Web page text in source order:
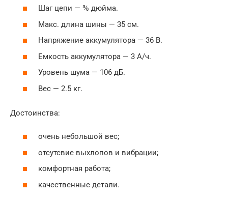
Шаг цепи — ⅜ дюйма.
Макс. длина шины — 35 см.
Напряжение аккумулятора — 36 В.
Емкость аккумулятора — 3 А/ч.
Уровень шума — 106 дБ.
Вес — 2.5 кг.
Достоинства:
очень небольшой вес;
отсутсвие выхлопов и вибрации;
комфортная работа;
качественные детали.